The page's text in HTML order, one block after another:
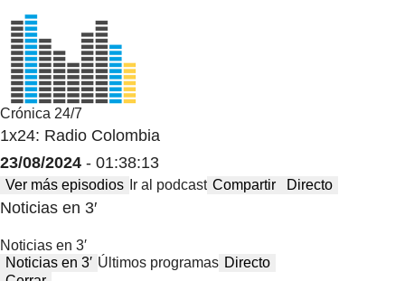
Crónica 24/7
1x24: Radio Colombia
23/08/2024 - 01:38:13
Ver más episodios Ir al podcast Compartir Directo
Noticias en 3′
Noticias en 3′
Noticias en 3′ Últimos programas Directo